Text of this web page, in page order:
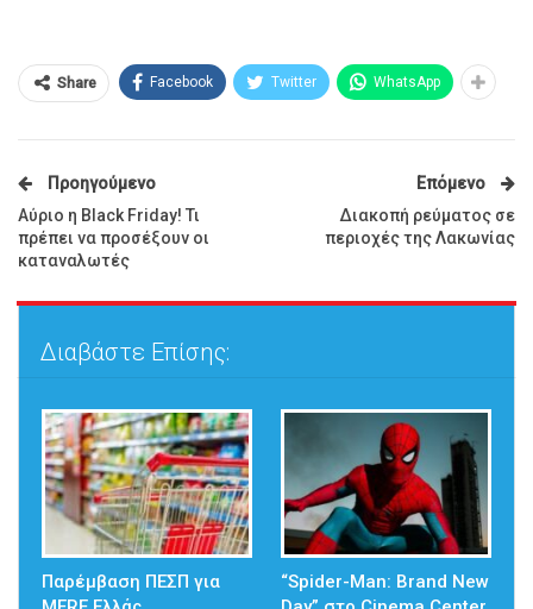
Share Facebook Twitter WhatsApp
Προηγούμενο
Αύριο η Black Friday! Τι
πρέπει να προσέξουν οι
καταναλωτές
Επόμενο
Διακοπή ρεύματος σε
περιοχές της Λακωνίας
Διαβάστε Επίσης:
Παρέμβαση ΠΕΣΠ για
“Spider-Man: Brand New